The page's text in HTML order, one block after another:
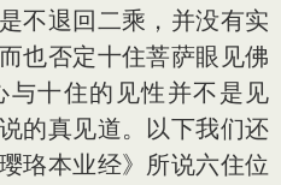
不退回二乘，并没有实
也否定十住菩萨眼见佛
十住的见性并不是见
的真见道。以下我们还
珞本业经》所说六住位